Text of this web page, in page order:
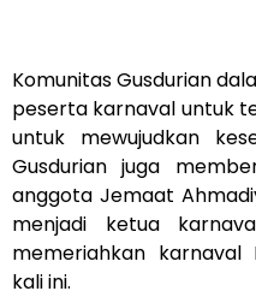
Komunitas Gusdurian
peserta karnaval untuk
untuk mewujudkan
Gusdurian juga
anggota Jemaat
menjadi ketua
memeriahkan karnaval
kali ini.